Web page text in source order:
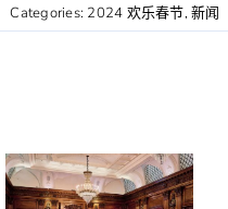
Categories: 2024 欢乐春节,新闻